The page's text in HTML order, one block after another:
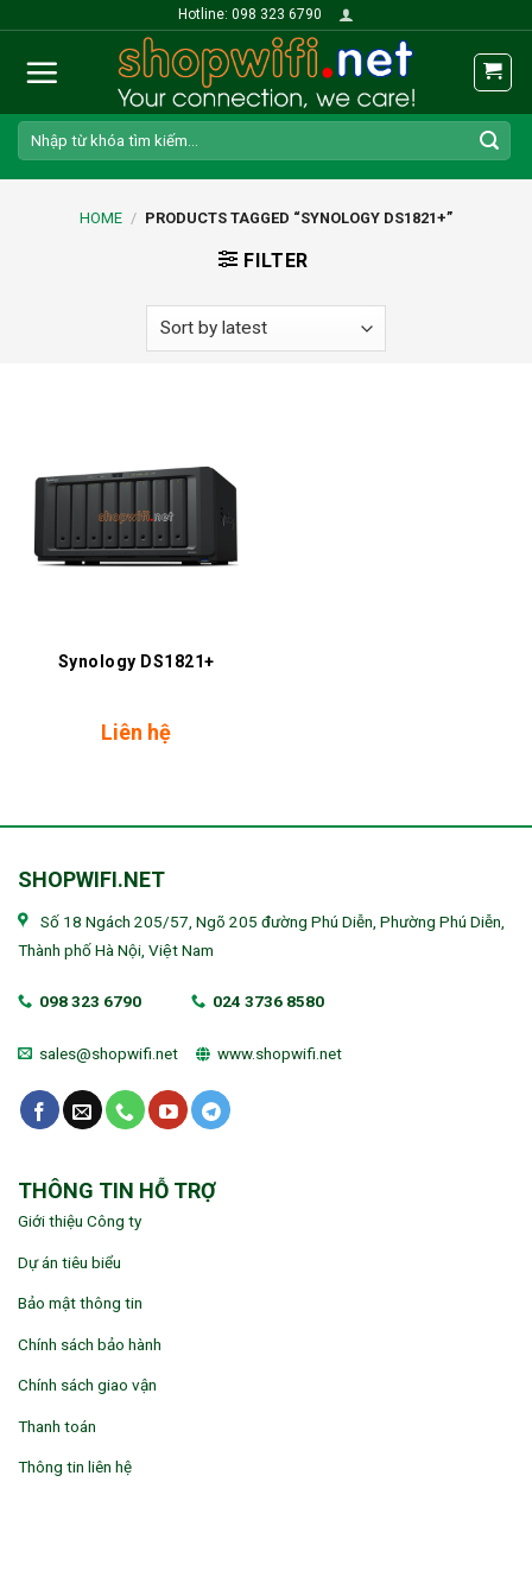
content
Hotline: 098 323 6790
Search
for:
HOME / PRODUCTS TAGGED “SYNOLOGY DS1821+”
FILTER
Synology DS1821+
Liên hệ
SHOPWIFI.NET
Số 18 Ngách 205/57, Ngõ 205 đường Phú Diễn, Phường Phú Diễn,
Thành phố Hà Nội, Việt Nam
098 323 6790 024 3736 8580
sales@shopwifi.net www.shopwifi.net
THÔNG TIN HỖ TRỢ
Giới thiệu Công ty
Dự án tiêu biểu
Bảo mật thông tin
Chính sách bảo hành
Chính sách giao vận
Thanh toán
Thông tin liên hệ